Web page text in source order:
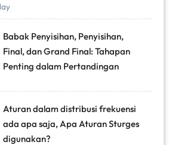
Babak Penyisihan, Penyisihan,
Final, dan Grand Final: Tahapan
Penting dalam Pertandingan
Aturan dalam distribusi frekuensi
ada apa saja, Apa Aturan Sturges
digunakan?